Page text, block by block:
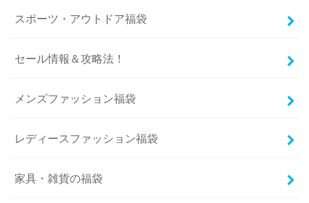
スポーツ・アウトドア福袋
セール情報＆攻略法！
メンズファッション福袋
レディースファッション福袋
家具・雑貨の福袋